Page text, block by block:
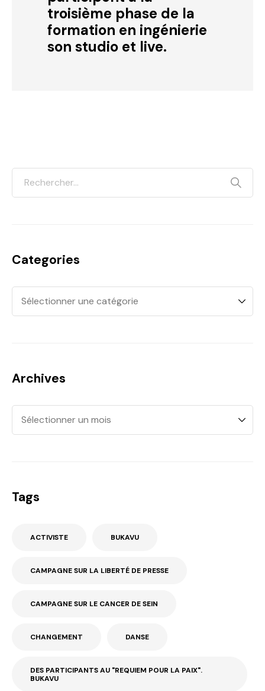
troisième phase de la
formation en ingénierie
son studio et live.
Categories
Archives
Tags
ACTIVISTE BUKAVU
CAMPAGNE SUR LA LIBERTÉ DE PRESSE
CAMPAGNE SUR LE CANCER DE SEIN
CHANGEMENT DANSE
DES PARTICIPANTS AU "REQUIEM POUR LA PAIX".
BUKAVU